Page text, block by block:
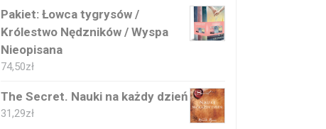
Pakiet: Łowca tygrysów /
Królestwo Nędzników / Wyspa
Nieopisana
74,50zł
The Secret. Nauki na każdy dzień
31,29zł